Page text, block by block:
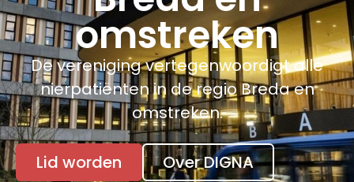
omstreken
De vereniging vertegenwoordigt alle
nierpatiënten in de regio Breda en
omstreken.
Lid worden Over DIGNA